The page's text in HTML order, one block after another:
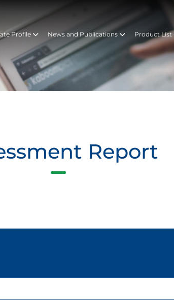
Profile News and Publications Product List
Report